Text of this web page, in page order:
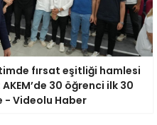
fırsat eşitliği hamlesi
30 öğrenci ilk 30
- Videolu Haber